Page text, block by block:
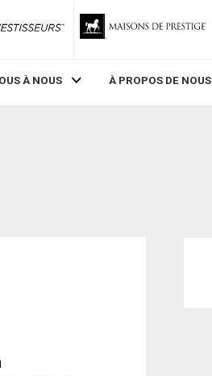
ZoneInvestisseurs RLP
À NOUS À PROPOS DE NOUS